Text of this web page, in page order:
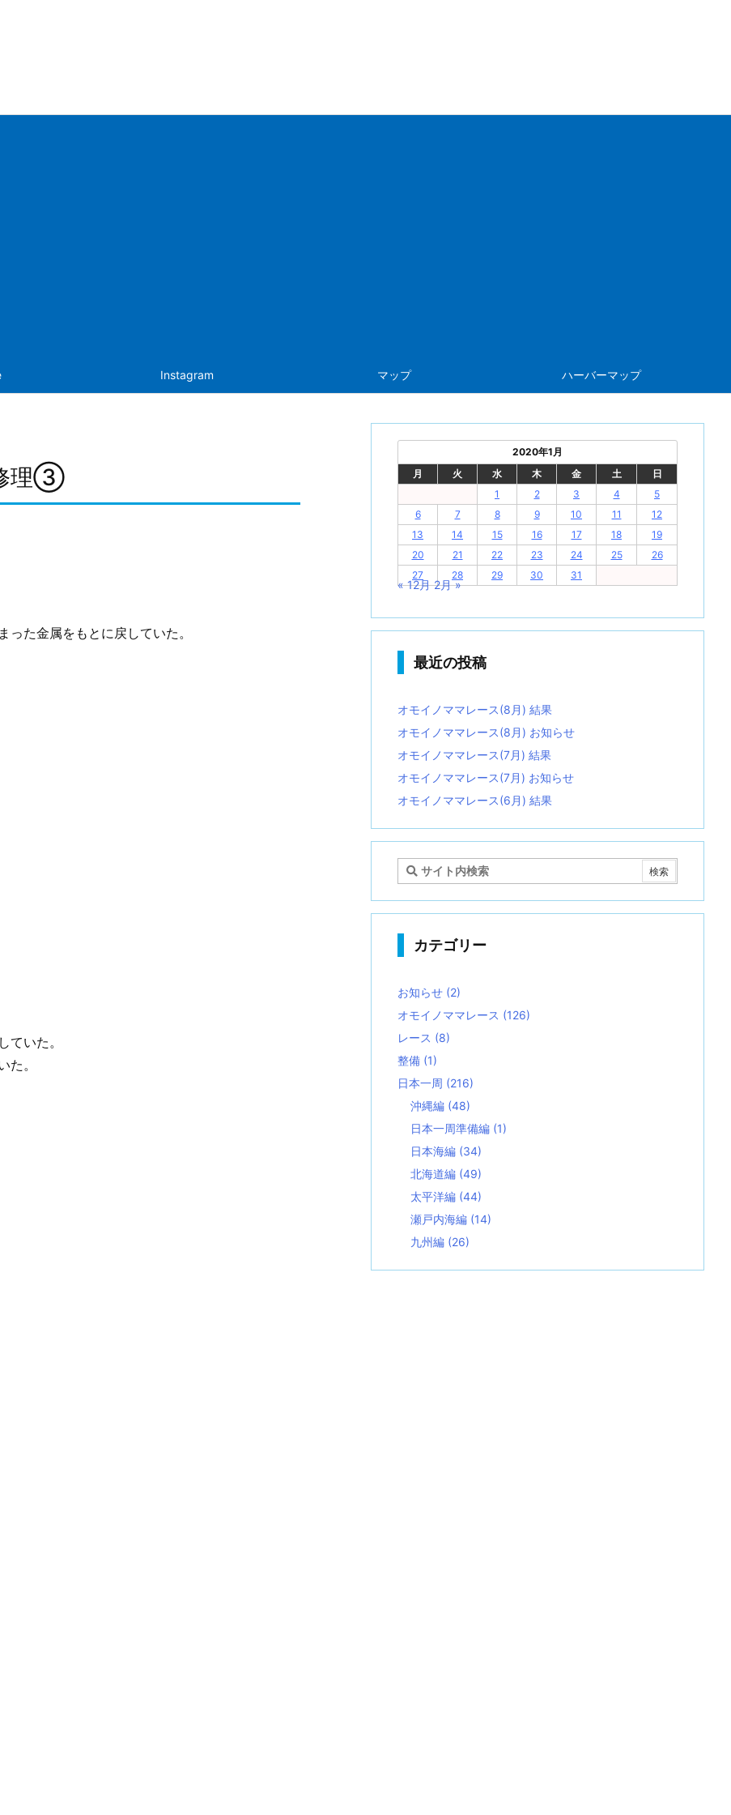
Instagram マップ ハーバーマップ
理③
た金属をもとに戻していた。
いた。
た。
2020年1月
月
火 水 木 金 土
日
1
2 3 4
5
6
7 8 9 10 11
12
13
14 15 16 17 18
19
20
21 22 23 24 25
26
27
28 29 30 31
« 12月 2月 »
最近の投稿
オモイノママレース(8月) 結果
オモイノママレース(8月) お知らせ
オモイノママレース(7月) 結果
オモイノママレース(7月) お知らせ
オモイノママレース(6月) 結果
カテゴリー
お知らせ (2)
オモイノママレース (126)
レース (8)
整備 (1)
日本一周 (216)
沖縄編 (48)
日本一周準備編 (1)
日本海編 (34)
北海道編 (49)
太平洋編 (44)
瀬戸内海編 (14)
九州編 (26)